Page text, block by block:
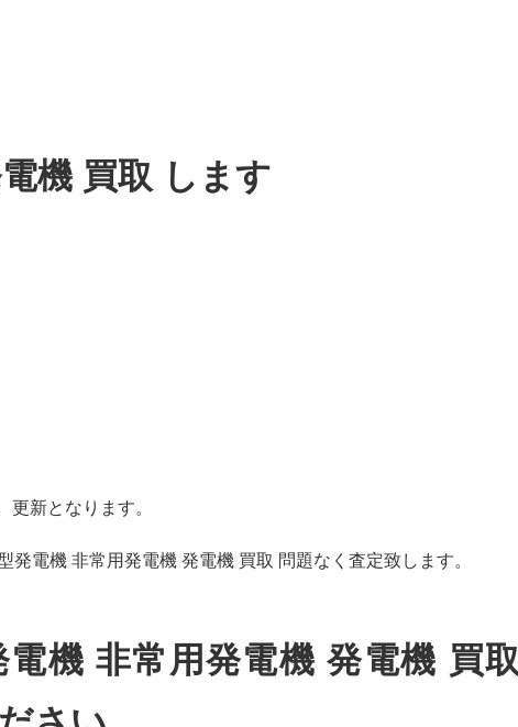
機 買取 します
新となります。
電機 非常用発電機 発電機 買取 問題なく査定致します。
機 非常用発電機 発電機 買取